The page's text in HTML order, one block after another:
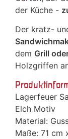
der Küche -
Der kratz-
dem Grill
Holzgriffen
Lagerfeuer
Elch Motiv
Material:
Maße: 71 cm